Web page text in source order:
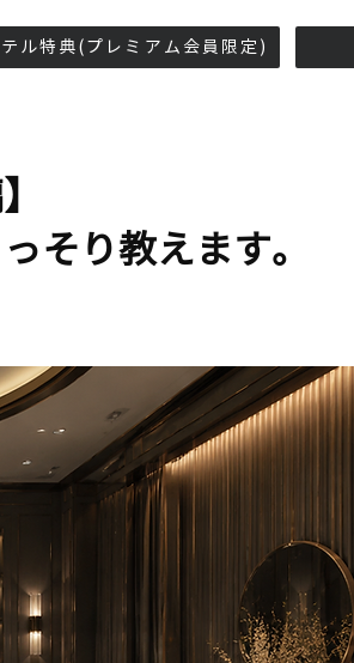
ル特典(プレミアム会員限定)
そり教えます。